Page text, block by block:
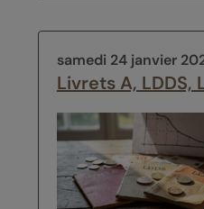
samedi 24 janvier
Livrets A,